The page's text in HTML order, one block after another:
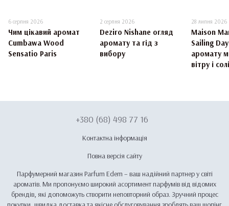
6 серпня 2026
Чим цікавий аромат
Cumbawa Wood
Sensatio Paris
2 серпня 2026
Deziro Nishane огляд
аромату та гід з
вибору
28 липня 2026
Maison
Sailing
аромату
вітру і
+380 (68) 498 77 16
Контактна інформація
Повна версія сайту
Парфумерний магазин Parfum Edem – ваш надійний партнер у світі
ароматів. Ми пропонуємо широкий асортимент парфумів від відомих
брендів, які допоможуть створити неповторний образ. Зручний процес